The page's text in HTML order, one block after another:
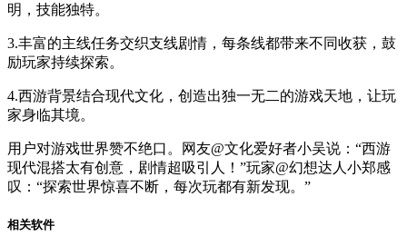
明，技能独特。
3.丰富的主线任务交织支线剧情，每条线都带来不同收获，鼓
励玩家持续探索。
4.西游背景结合现代文化，创造出独一无二的游戏天地，让玩
家身临其境。
用户对游戏世界赞不绝口。网友@文化爱好者小吴说：“西游
现代混搭太有创意，剧情超吸引人！”玩家@幻想达人小郑感
叹：“探索世界惊喜不断，每次玩都有新发现。”
相关软件